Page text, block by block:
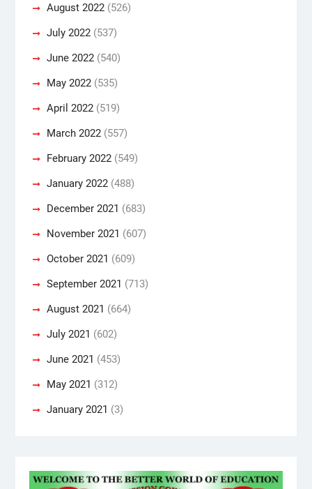
August 2022(526)
July 2022(537)
June 2022(540)
May 2022(535)
April 2022(519)
March 2022(557)
February 2022(549)
January 2022(488)
December 2021 (683)
November 2021 (607)
October 2021 (609)
September 2021 (713)
August 2021 (664)
July 2021 (602)
June 2021 (453)
May 2021 (312)
January 2021 (3)